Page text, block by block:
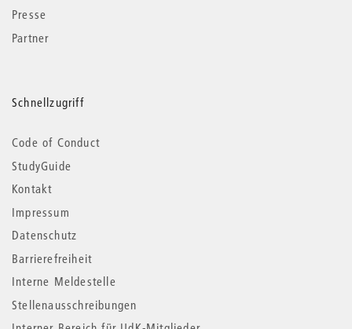
Presse
Partner
Schnellzugriff
Code of Conduct
StudyGuide
Kontakt
Impressum
Datenschutz
Barrierefreiheit
Interne Meldestelle
Stellenausschreibungen